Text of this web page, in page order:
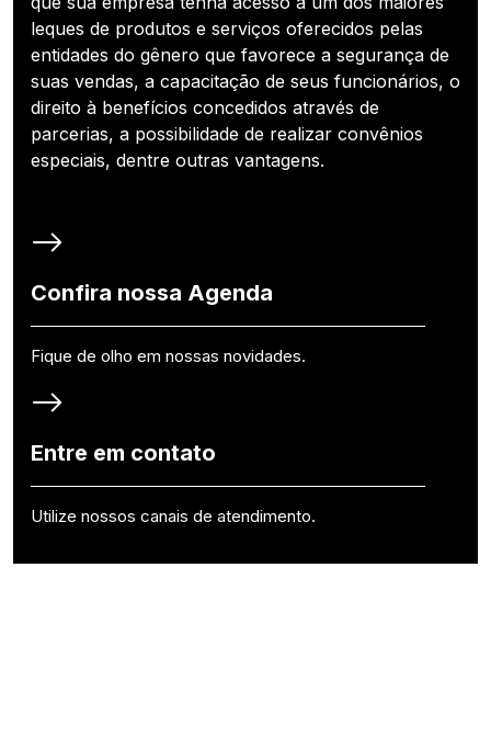
leques de produtos e serviços oferecidos pelas
entidades do gênero que favorece a segurança de
suas vendas, a capacitação de seus funcionários, o
direito à benefícios concedidos através de
parcerias, a possibilidade de realizar convênios
especiais, dentre outras vantagens.
Confira nossa Agenda
Fique de olho em nossas novidades.
Entre em contato
Utilize nossos canais de atendimento.